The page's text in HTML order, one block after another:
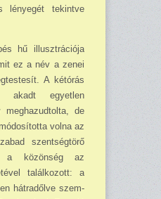
lényegét tekintve
hű illusztrációja
ez a név a zenei
A kétórás
akadt egyetlen
meghazudtolta, de
volna az
szentségtörő
a közönség az
találkozott: a
hátradőlve szem­